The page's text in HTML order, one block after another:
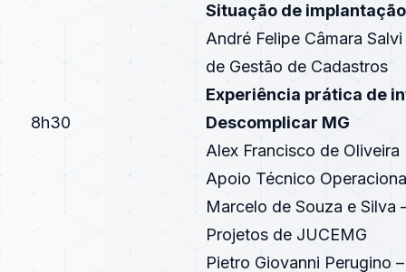
8h30
Situação de
André Felipe Câmara
de Gestão de Cadastros
Experiência prática de
Descomplicar MG
Alex Francisco de
Apoio Técnico
Marcelo de Souza e Silva
Projetos de JUCEMG
Pietro Giovanni Perugino